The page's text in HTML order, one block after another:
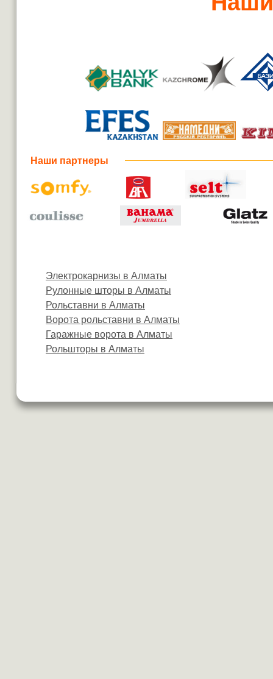
Наши партнеры
Электрокарнизы в Алматы
Рулонные шторы в Алматы
Рольставни в Алматы
Ворота рольставни в Алматы
Гаражные ворота в Алматы
Рольшторы в Алматы